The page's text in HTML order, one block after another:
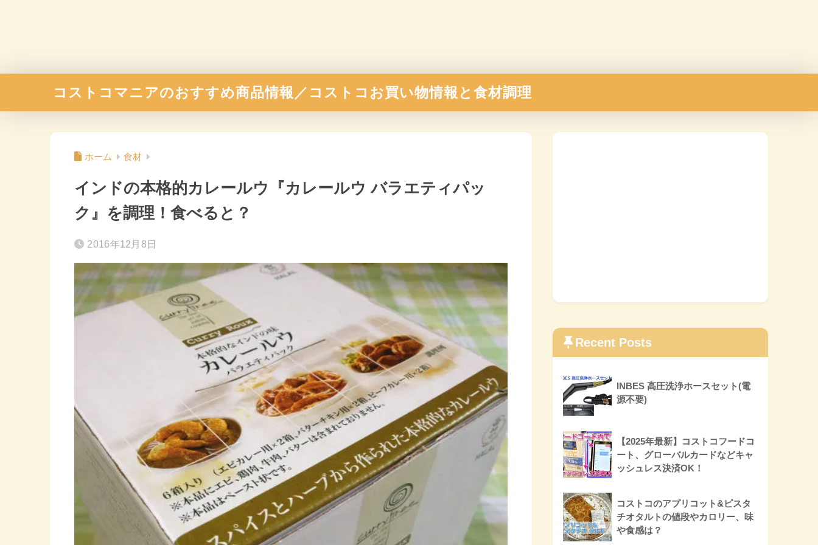
コストコマニアのおすすめ商品情報／コストコお買い物情報と食材調理
ホーム 食材
インドの本格的カレールウ『カレールウ バラエティパッ
ク』を調理！食べると？
2016年12月8日
Recent Posts
INBES 高圧洗浄ホースセット(電
源不要)
【2025年最新】コストコフードコ
ート、グローバルカードなどキャ
ッシュレス決済OK！
コストコのアプリコット&ピスタ
チオタルトの値段やカロリー、味
や食感は？